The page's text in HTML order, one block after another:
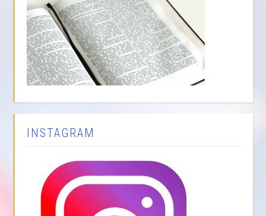
INSTAGRAM